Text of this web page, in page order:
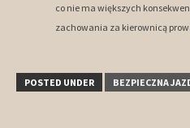
co nie ma większych
zachowania za kierownicą
POSTED UNDER BEZPIECZNA